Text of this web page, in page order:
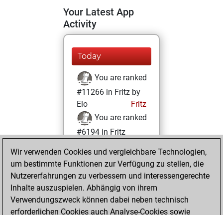
Your Latest App
Activity
Today
You are ranked
#11266 in Fritz by
Elo
Fritz
You are ranked
#6194 in Fritz
Donnerstag, Juli
22, 2021
You achieved a
BeautyScore of 45
Wir verwenden Cookies und vergleichbare Technologien,
um bestimmte Funktionen zur Verfügung zu stellen, die
Nutzererfahrungen zu verbessern und interessengerechte
Inhalte auszuspielen. Abhängig von ihrem
Verwendungszweck können dabei neben technisch
erforderlichen Cookies auch Analyse-Cookies sowie